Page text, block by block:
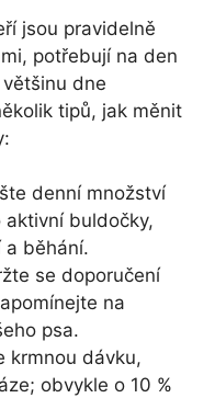
jsou ‍pravidelně
potřebují na den
dne
⁤tipů, jak měnit⁤
denní množství
aktivní buldočky,
a ⁤běhání.
se doporučení
na
psa.
krmnou dávku,
obvykle o 10 %